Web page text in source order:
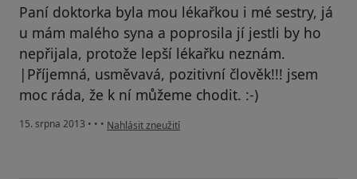
Paní doktorka byla mou lékařkou i mé sestry, já
u mám malého syna a poprosila jí jestli by ho
nepřijala, protože lepší lékařku neznám.
|Příjemná, usměvavá, pozitivní člověk!!! jsem
moc ráda, že k ní můžeme chodit. :-)
15. srpna 2013 • • • podle názoru uživatele Váš účet byl odstraněn
Nahlásit zneužití